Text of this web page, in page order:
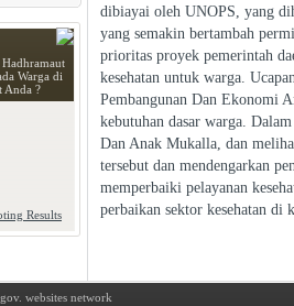
Warga di
Anda ?
Results
dibiayai oleh UNOPS, yang
yang semakin bertambah
prioritas proyek pemerintah
kesehatan untuk warga.
Pembangunan Dan Ekonomi
kebutuhan dasar warga.
Dan Anak Mukalla, dan
tersebut dan mendengarkan
memperbaiki pelayanan
perbaikan sektor kesehatan di
websites network